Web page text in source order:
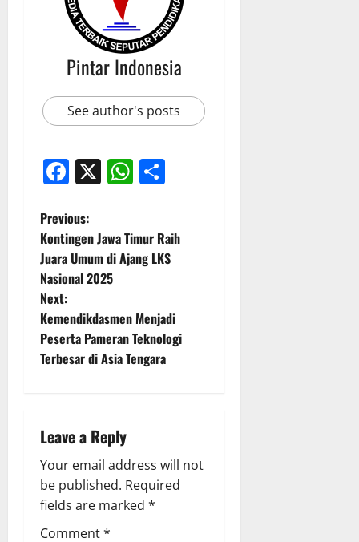
Pintar Indonesia
See author's posts
Facebook
X WhatsApp
P
o
s
t
n
v
i
g
a
Previous:
Kontingen Jawa Timur Raih
Juara Umum di Ajang LKS
Nasional 2025
Next:
Kemendikdasmen Menjadi
Peserta Pameran Teknologi
Terbesar di Asia Tengara
Leave a Reply
Your email address will not
be published. Required
fields are marked *
Comment*